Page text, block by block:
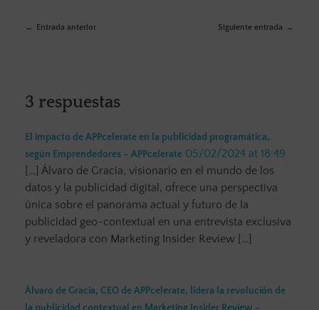
Entrada anterior Siguiente entrada
3 respuestas
El impacto de APPcelerate en la publicidad programática,
según Emprendedores – APPcelerate 05/02/2024 at 18:49
[…] Álvaro de Gracia, visionario en el mundo de los
datos y la publicidad digital, ofrece una perspectiva
única sobre el panorama actual y futuro de la
publicidad geo-contextual en una entrevista exclusiva
y reveladora con Marketing Insider Review […]
Álvaro de Gracia, CEO de APPcelerate, lidera la revolución de